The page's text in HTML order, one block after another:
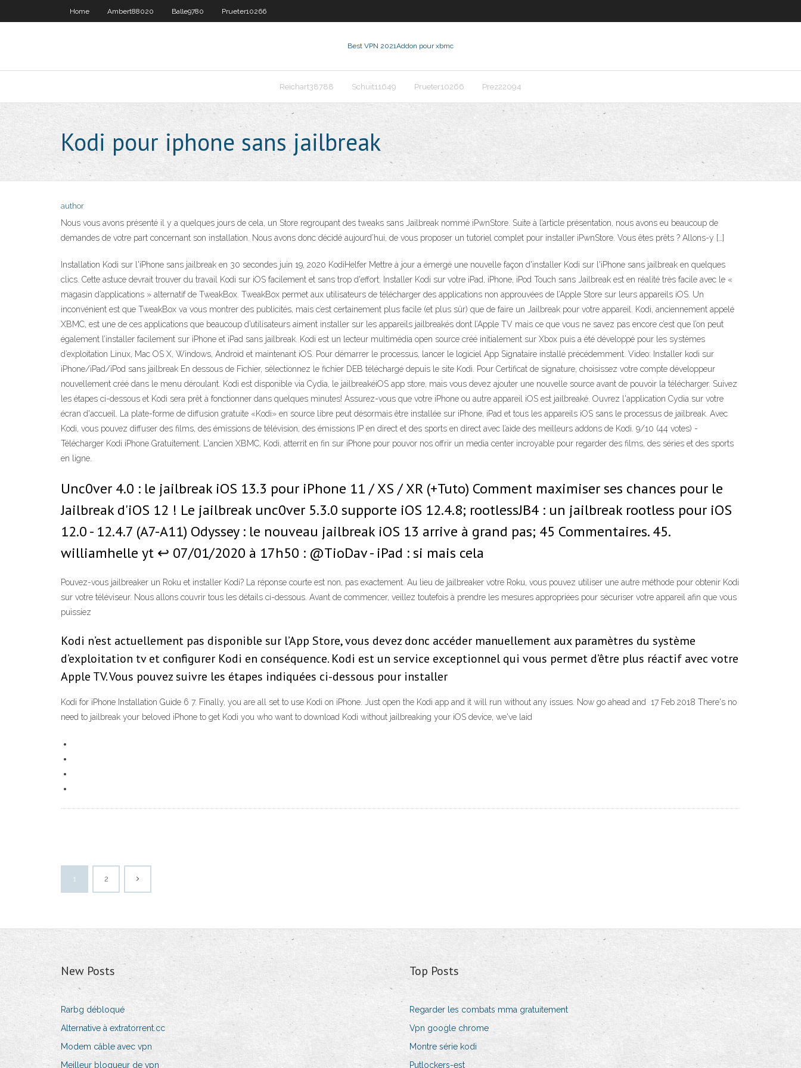
Home Ambert88020 Balle9780 Prueter10266
Best VPN 2021Addon pour xbmc
Reichart38788 Schuit11649 Prueter10266 Prez22094
Kodi pour iphone sans jailbreak
author
Nous vous avons présenté il y a quelques jours de cela, un Store regroupant des tweaks sans Jailbreak nommé iPwnStore. Suite à l’article présentation, nous avons eu beaucoup de
demandes de votre part concernant son installation. Nous avons donc décidé aujourd’hui, de vous proposer un tutoriel complet pour installer iPwnStore. Vous êtes prêts ? Allons-y […]
Installation Kodi sur l'iPhone sans jailbreak en 30 secondes juin 19, 2020 KodiHelfer Mettre à jour a émergé une nouvelle façon d'installer Kodi sur l'iPhone sans jailbreak en quelques
clics. Cette astuce devrait trouver du travail Kodi sur iOS facilement et sans trop d'effort. Installer Kodi sur votre iPad, iPhone, iPod Touch sans Jailbreak est en réalité très facile avec le «
magasin d’applications » alternatif de TweakBox. TweakBox permet aux utilisateurs de télécharger des applications non approuvées de l’Apple Store sur leurs appareils iOS. Un
inconvénient est que TweakBox va vous montrer des publicités, mais c’est certainement plus facile (et plus sûr) que de faire un Jailbreak pour votre appareil. Kodi, anciennement appelé
XBMC, est une de ces applications que beaucoup d’utilisateurs aiment installer sur les appareils jailbreakés dont l’Apple TV mais ce que vous ne savez pas encore c’est que l’on peut
également l’installer facilement sur iPhone et iPad sans jailbreak. Kodi est un lecteur multimédia open source créé initialement sur Xbox puis a été développé pour les systèmes
d’exploitation Linux, Mac OS X, Windows, Android et maintenant iOS. Pour démarrer le processus, lancer le logiciel App Signataire installé précédemment. Video: Installer kodi sur
iPhone/iPad/iPod sans jailbreak En dessous de Fichier, sélectionnez le fichier DEB téléchargé depuis le site Kodi. Pour Certificat de signature, choisissez votre compte développeur
nouvellement créé dans le menu déroulant. Kodi est disponible via Cydia, le jailbreakéiOS app store, mais vous devez ajouter une nouvelle source avant de pouvoir la télécharger. Suivez
les étapes ci-dessous et Kodi sera prêt à fonctionner dans quelques minutes! Assurez-vous que votre iPhone ou autre appareil iOS est jailbreaké. Ouvrez l'application Cydia sur votre
écran d'accueil. La plate-forme de diffusion gratuite «Kodi» en source libre peut désormais être installée sur iPhone, iPad et tous les appareils iOS sans le processus de jailbreak. Avec
Kodi, vous pouvez diffuser des films, des émissions de télévision, des émissions IP en direct et des sports en direct avec l’aide des meilleurs addons de Kodi. 9/10 (44 votes) -
Télécharger Kodi iPhone Gratuitement. L'ancien XBMC, Kodi, atterrit en fin sur iPhone pour pouvor nos offrir un media center incroyable pour regarder des films, des séries et des sports
en ligne.
Unc0ver 4.0 : le jailbreak iOS 13.3 pour iPhone 11 / XS / XR (+Tuto) Comment maximiser ses chances pour le
Jailbreak d'iOS 12 ! Le jailbreak unc0ver 5.3.0 supporte iOS 12.4.8; rootlessJB4 : un jailbreak rootless pour iOS
12.0 - 12.4.7 (A7-A11) Odyssey : le nouveau jailbreak iOS 13 arrive à grand pas; 45 Commentaires. 45.
williamhelle yt ↩ 07/01/2020 à 17h50 : @TioDav - iPad : si mais cela
Pouvez-vous jailbreaker un Roku et installer Kodi? La réponse courte est non, pas exactement. Au lieu de jailbreaker votre Roku, vous pouvez utiliser une autre méthode pour obtenir Kodi
sur votre téléviseur. Nous allons couvrir tous les détails ci-dessous. Avant de commencer, veillez toutefois à prendre les mesures appropriées pour sécuriser votre appareil afin que vous
puissiez
Kodi n’est actuellement pas disponible sur l’App Store, vous devez donc accéder manuellement aux paramètres du système
d’exploitation tv et configurer Kodi en conséquence. Kodi est un service exceptionnel qui vous permet d’être plus réactif avec votre
Apple TV. Vous pouvez suivre les étapes indiquées ci-dessous pour installer
Kodi for iPhone Installation Guide 6 7. Finally, you are all set to use Kodi on iPhone. Just open the Kodi app and it will run without any issues. Now go ahead and 17 Feb 2018 There's no
need to jailbreak your beloved iPhone to get Kodi you who want to download Kodi without jailbreaking your iOS device, we've laid
1 2
New Posts
Rarbg débloqué
Alternative à extratorrent.cc
Modem câble avec vpn
Meilleur bloqueur de vpn
Top Posts
Regarder les combats mma gratuitement
Vpn google chrome
Montre série kodi
Putlockers-est